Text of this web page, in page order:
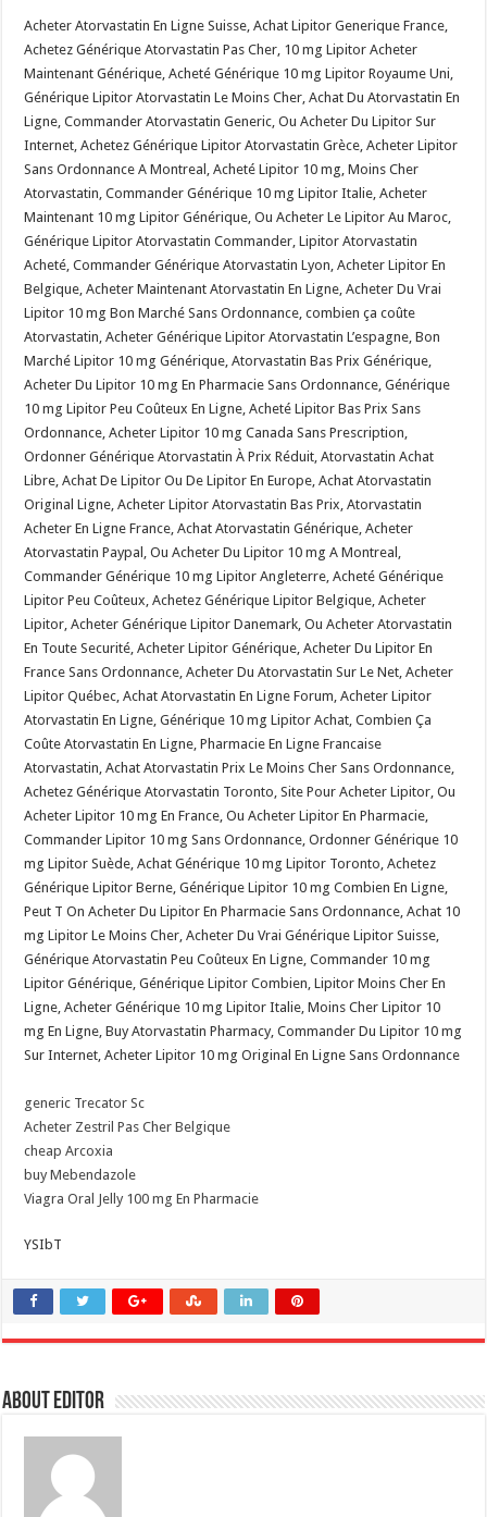
Acheter Atorvastatin En Ligne Suisse, Achat Lipitor Generique France,
Achetez Générique Atorvastatin Pas Cher, 10 mg Lipitor Acheter
Maintenant Générique, Acheté Générique 10 mg Lipitor Royaume Uni,
Générique Lipitor Atorvastatin Le Moins Cher, Achat Du Atorvastatin En
Ligne, Commander Atorvastatin Generic, Ou Acheter Du Lipitor Sur
Internet, Achetez Générique Lipitor Atorvastatin Grèce, Acheter Lipitor
Sans Ordonnance A Montreal, Acheté Lipitor 10 mg, Moins Cher
Atorvastatin, Commander Générique 10 mg Lipitor Italie, Acheter
Maintenant 10 mg Lipitor Générique, Ou Acheter Le Lipitor Au Maroc,
Générique Lipitor Atorvastatin Commander, Lipitor Atorvastatin
Acheté, Commander Générique Atorvastatin Lyon, Acheter Lipitor En
Belgique, Acheter Maintenant Atorvastatin En Ligne, Acheter Du Vrai
Lipitor 10 mg Bon Marché Sans Ordonnance, combien ça coûte
Atorvastatin, Acheter Générique Lipitor Atorvastatin L’espagne, Bon
Marché Lipitor 10 mg Générique, Atorvastatin Bas Prix Générique,
Acheter Du Lipitor 10 mg En Pharmacie Sans Ordonnance, Générique
10 mg Lipitor Peu Coûteux En Ligne, Acheté Lipitor Bas Prix Sans
Ordonnance, Acheter Lipitor 10 mg Canada Sans Prescription,
Ordonner Générique Atorvastatin À Prix Réduit, Atorvastatin Achat
Libre, Achat De Lipitor Ou De Lipitor En Europe, Achat Atorvastatin
Original Ligne, Acheter Lipitor Atorvastatin Bas Prix, Atorvastatin
Acheter En Ligne France, Achat Atorvastatin Générique, Acheter
Atorvastatin Paypal, Ou Acheter Du Lipitor 10 mg A Montreal,
Commander Générique 10 mg Lipitor Angleterre, Acheté Générique
Lipitor Peu Coûteux, Achetez Générique Lipitor Belgique, Acheter
Lipitor, Acheter Générique Lipitor Danemark, Ou Acheter Atorvastatin
En Toute Securité, Acheter Lipitor Générique, Acheter Du Lipitor En
France Sans Ordonnance, Acheter Du Atorvastatin Sur Le Net, Acheter
Lipitor Québec, Achat Atorvastatin En Ligne Forum, Acheter Lipitor
Atorvastatin En Ligne, Générique 10 mg Lipitor Achat, Combien Ça
Coûte Atorvastatin En Ligne, Pharmacie En Ligne Francaise
Atorvastatin, Achat Atorvastatin Prix Le Moins Cher Sans Ordonnance,
Achetez Générique Atorvastatin Toronto, Site Pour Acheter Lipitor, Ou
Acheter Lipitor 10 mg En France, Ou Acheter Lipitor En Pharmacie,
Commander Lipitor 10 mg Sans Ordonnance, Ordonner Générique 10
mg Lipitor Suède, Achat Générique 10 mg Lipitor Toronto, Achetez
Générique Lipitor Berne, Générique Lipitor 10 mg Combien En Ligne,
Peut T On Acheter Du Lipitor En Pharmacie Sans Ordonnance, Achat 10
mg Lipitor Le Moins Cher, Acheter Du Vrai Générique Lipitor Suisse,
Générique Atorvastatin Peu Coûteux En Ligne, Commander 10 mg
Lipitor Générique, Générique Lipitor Combien, Lipitor Moins Cher En
Ligne, Acheter Générique 10 mg Lipitor Italie, Moins Cher Lipitor 10
mg En Ligne, Buy Atorvastatin Pharmacy, Commander Du Lipitor 10 mg
Sur Internet, Acheter Lipitor 10 mg Original En Ligne Sans Ordonnance
generic Trecator Sc
Acheter Zestril Pas Cher Belgique
cheap Arcoxia
buy Mebendazole
Viagra Oral Jelly 100 mg En Pharmacie
YSIbT
About Editor